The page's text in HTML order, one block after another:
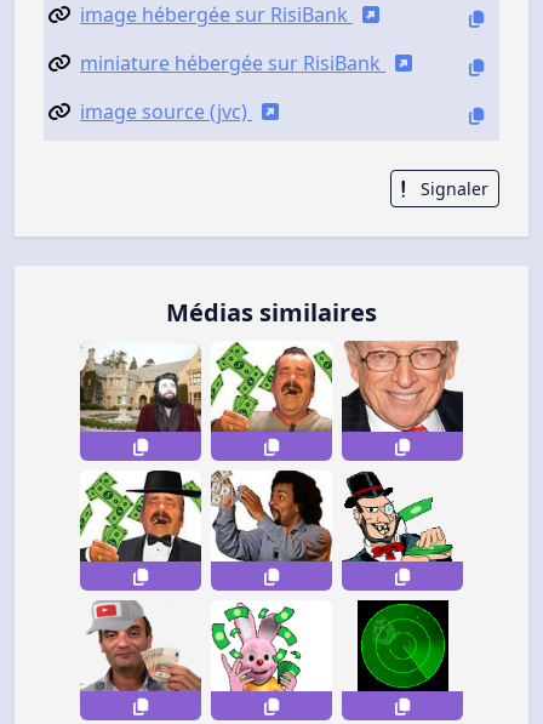
image hébergée sur RisiBank
miniature hébergée sur RisiBank
image source (jvc)
Signaler
Médias similaires